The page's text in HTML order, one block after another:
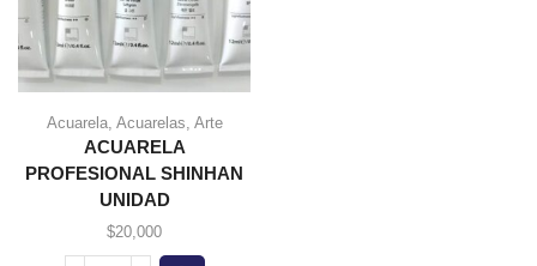
Acuarela, Acuarelas, Arte
ACUARELA
PROFESIONAL SHINHAN
UNIDAD
$20,000
Este
producto
tiene
múltiples
variantes.
Las